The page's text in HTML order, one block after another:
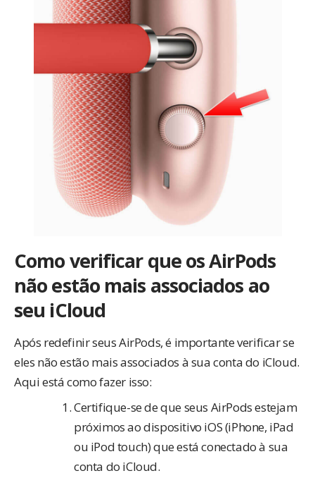
Como verificar que os AirPods
não estão mais associados ao
seu iCloud
Após redefinir seus AirPods, é importante verificar se
eles não estão mais associados à sua conta do iCloud.
Aqui está como fazer isso:
Certifique-se de que seus AirPods estejam
próximos ao dispositivo iOS (iPhone, iPad
ou iPod touch) que está conectado à sua
conta do iCloud.